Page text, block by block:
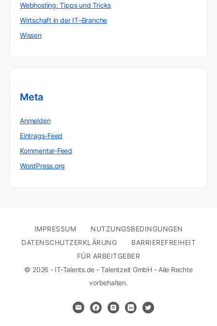
Webhosting: Tipps und Tricks
Wirtschaft in der IT–Branche
Wissen
Meta
Anmelden
Eintrags-Feed
Kommentar-Feed
WordPress.org
IMPRESSUM
NUTZUNGSBEDINGUNGEN
DATENSCHUTZERKLÄRUNG
BARRIEREFREIHEIT
FÜR ARBEITGEBER
© 2026 - IT-Talents.de - Talentzeit GmbH - Alle Rechte
vorbehalten.